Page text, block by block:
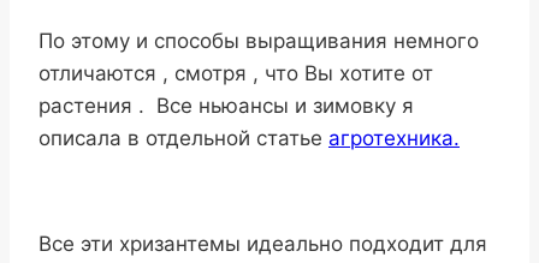
По этому и способы выращивания немного
отличаются , смотря , что Вы хотите от
растения . Все ньюансы и зимовку я
описала в отдельной статье агротехника.
Все эти хризантемы идеально подходит для